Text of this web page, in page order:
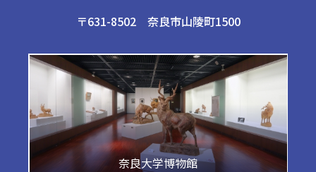
〒631-8502 奈良市山陵町1500
奈良大学博物館